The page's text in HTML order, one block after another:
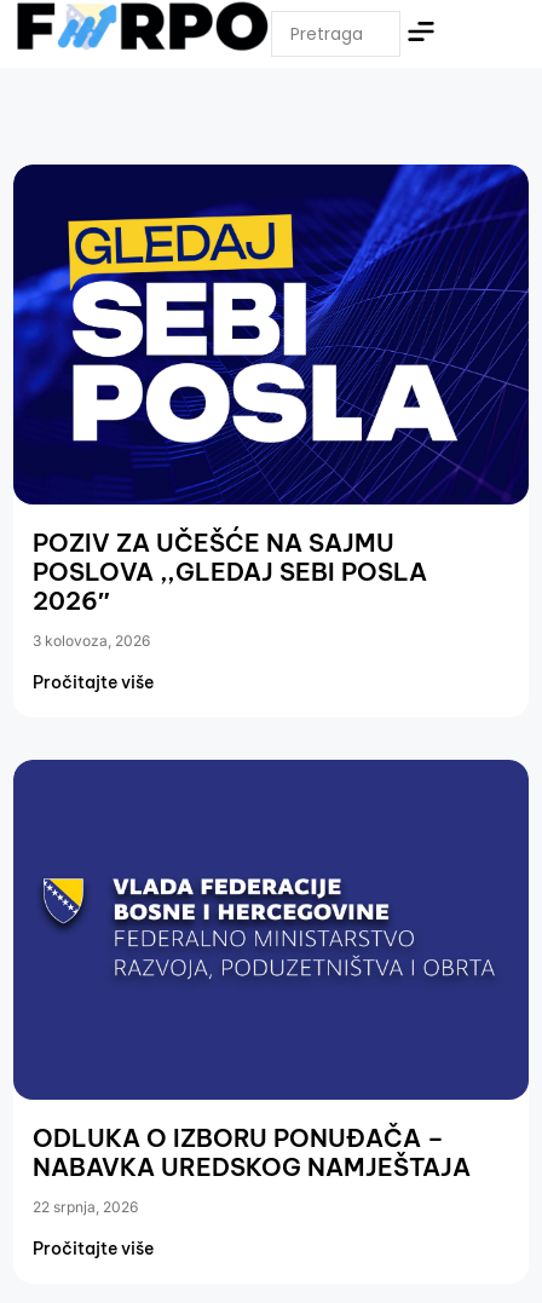
POZIV ZA UČEŠĆE NA SAJMU
POSLOVA ,,GLEDAJ SEBI POSLA
2026″
3 kolovoza, 2026
Pročitajte više
ODLUKA O IZBORU PONUĐAČA –
NABAVKA UREDSKOG NAMJEŠTAJA
22 srpnja, 2026
Pročitajte više